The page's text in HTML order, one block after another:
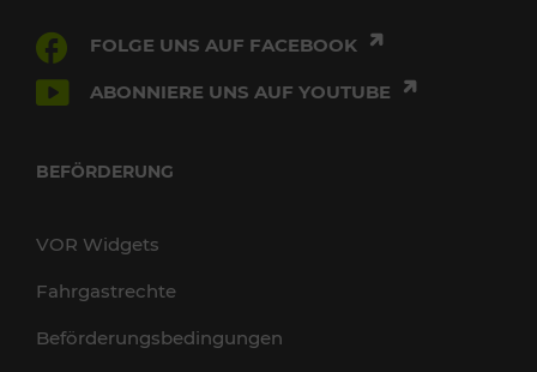
FOLGE UNS AUF FACEBOOK
ABONNIERE UNS AUF YOUTUBE
BEFÖRDERUNG
VOR Widgets
Fahrgastrechte
Beförderungsbedingungen